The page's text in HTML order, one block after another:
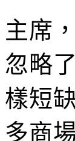
主席
忽略
樣短
多商